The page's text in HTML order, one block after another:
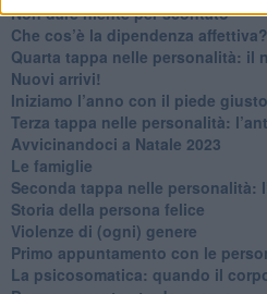
Non dare niente per scontato
Che cos’è la dipendenza affettiva?
Quarta tappa nelle personalità: il
​Nuovi arrivi!
​Iniziamo l’anno con il piede giusto
​Terza tappa nelle personalità:
​Avvicinandoci a Natale 2023
Le famiglie
Seconda tappa nelle personalità:
​Storia della persona felice
Violenze di (ogni) genere
​Primo appuntamento con le
La psicosomatica: quando il